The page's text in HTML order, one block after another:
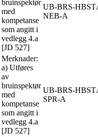
bruinspektør
med
kompetanse
som angitt i
vedlegg 4.a
[JD 527]
UB-BRS-
NEB-A
Merknader:
a) Utføres
av
bruinspektør
med
kompetanse
som angitt i
vedlegg 4.a
[JD 527]
UB-BRS-
SPR-A